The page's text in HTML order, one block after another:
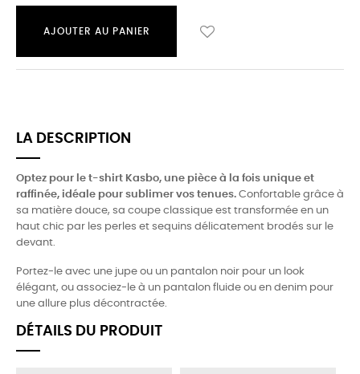
AJOUTER AU PANIER
LA DESCRIPTION
Optez pour le t-shirt Kasbo, une pièce à la fois unique et
raffinée, idéale pour sublimer vos tenues. Confortable grâce à
sa matière douce, sa coupe classique est transformée en un
haut chic par les perles et sequins délicatement brodés sur le
devant.
Portez-le avec une jupe ou un pantalon noir pour un look
élégant, ou associez-le à un pantalon fluide ou en denim pour
une allure plus décontractée.
DÉTAILS DU PRODUIT